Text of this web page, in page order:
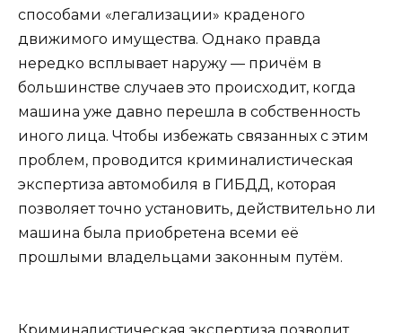
способами «легализации» краденого
движимого имущества. Однако правда
нередко всплывает наружу — причём в
большинстве случаев это происходит, когда
машина уже давно перешла в собственность
иного лица. Чтобы избежать связанных с этим
проблем, проводится криминалистическая
экспертиза автомобиля в ГИБДД, которая
позволяет точно установить, действительно ли
машина была приобретена всеми её
прошлыми владельцами законным путём.